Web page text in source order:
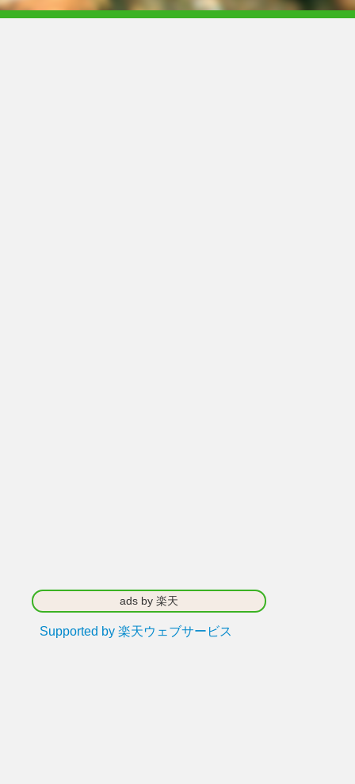
ads by 楽天
Supported by 楽天ウェブサービス